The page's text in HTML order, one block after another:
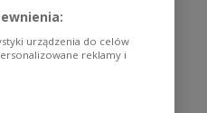
urządzenia do celów
reklamy i